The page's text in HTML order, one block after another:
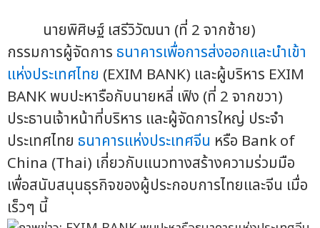
นายพิศิษฐ์ เสรีวิวัฒนา (ที่ 2 จากซ้าย)
กรรมการผู้จัดการ ธนาคารเพื่อการส่งออกและนำเข้า
แห่งประเทศไทย (EXIM BANK) และผู้บริหาร EXIM
BANK พบปะหารือกับนายหลี่ เฟิง (ที่ 2 จากขวา)
ประธานเจ้าหน้าที่บริหาร และผู้จัดการใหญ่ ประจำ
ประเทศไทย ธนาคารแห่งประเทศจีน หรือ Bank of
China (Thai) เกี่ยวกับแนวทางสร้างความร่วมมือ
เพื่อสนับสนุนธุรกิจของผู้ประกอบการไทยและจีน เมื่อ
เร็วๆ นี้